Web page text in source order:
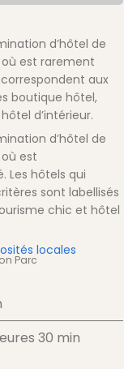
d’hôtel de
est rarement
aux
boutique hôtel,
d’intérieur.
d’hôtel de
est
Les hôtels qui
sont labellisés
chic et hôtel
locales
Parc
30 min